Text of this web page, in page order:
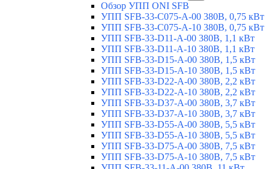
Обзор УПП ONI SFB
УПП SFB-33-C075-A-00 380В, 0,75 кВт
УПП SFB-33-C075-A-10 380В, 0,75 кВт
УПП SFB-33-D11-A-00 380В, 1,1 кВт
УПП SFB-33-D11-A-10 380В, 1,1 кВт
УПП SFB-33-D15-A-00 380В, 1,5 кВт
УПП SFB-33-D15-A-10 380В, 1,5 кВт
УПП SFB-33-D22-A-00 380В, 2,2 кВт
УПП SFB-33-D22-A-10 380В, 2,2 кВт
УПП SFB-33-D37-A-00 380В, 3,7 кВт
УПП SFB-33-D37-A-10 380В, 3,7 кВт
УПП SFB-33-D55-A-00 380В, 5,5 кВт
УПП SFB-33-D55-A-10 380В, 5,5 кВт
УПП SFB-33-D75-A-00 380В, 7,5 кВт
УПП SFB-33-D75-A-10 380В, 7,5 кВт